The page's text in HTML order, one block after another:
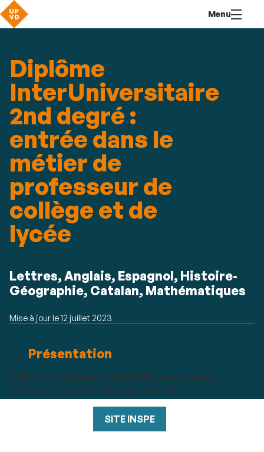
contenu
Menu
Diplôme
InterUniversitaire
2nd degré :
entrée dans le
métier de
professeur de
collège et de
lycée
Résumé
Lettres, Anglais, Espagnol, Histoire-
Géographie, Catalan, Mathématiques
Mise à jour le12 juillet 2023
Présentation
L'UPVD est partenaire de l'INSPE, vous pouvez
retrouver toutes les infos sur leur site :
SITE INSPE